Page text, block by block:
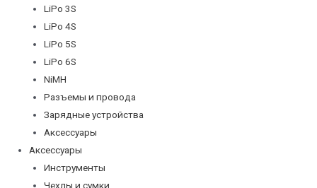
LiPo 3S
LiPo 4S
LiPo 5S
LiPo 6S
NiMH
Разъемы и провода
Зарядные устройства
Аксессуары
Аксессуары
Инструменты
Чехлы и сумки